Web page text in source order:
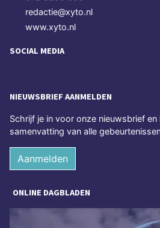
redactie@xyto.nl
www.xyto.nl
SOCIAL MEDIA
NIEUWSBRIEF AANMELDEN
Schrijf je in voor onze nieuwsbrief
samenvatting van alle
Aanmelden
ONLINE DAGBLADEN